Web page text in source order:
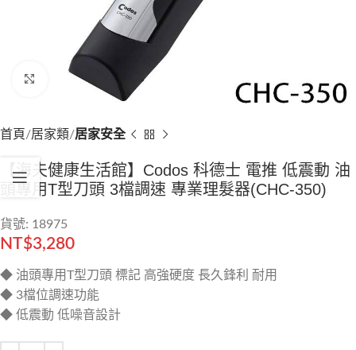
Click to enlarge
首頁 居家類 居家安全
【海夫健康生活館】Codos 科德士 電推 低震動 油
頭專用T型刀頭 3檔調速 專業理髮器(CHC-350)
貨號: 18975
NT$3,280
◆ 油頭專用T型刀頭 標記 高強硬度 長久鋒利 耐用
◆ 3檔位調速功能
◆ 低震動 低噪音設計